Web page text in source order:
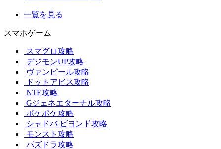
一覧を見る
スマホゲーム
スマグロ攻略
デジモンUP攻略
ヴァンピール攻略
ドットアビス攻略
NTE攻略
Gジェネエターナル攻略
ポケポケ攻略
シャドバ ビヨンド攻略
モンスト攻略
パズドラ攻略